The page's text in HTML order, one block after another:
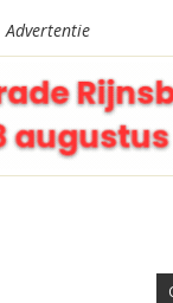
Advertentie